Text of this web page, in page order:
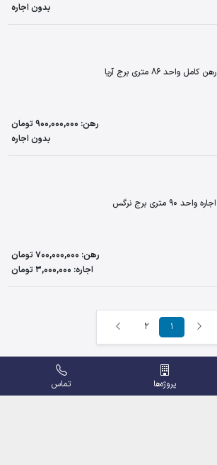
بدون اجاره
رهن کامل واحد 86 متری برج آریا
رهن: 900,000,000 تومان
بدون اجاره
اجاره واحد 90 متری برج نرگس
رهن: 700,000,000 تومان
اجاره: 3,000,000 تومان
1
2
پروژه‌ها تماس